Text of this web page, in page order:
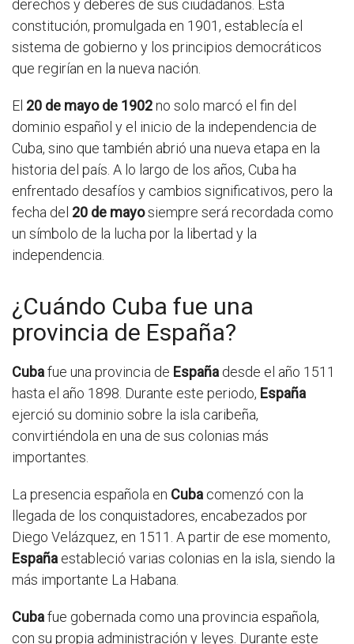
derechos y deberes de sus ciudadanos. Esta
constitución, promulgada en 1901, establecía el
sistema de gobierno y los principios democráticos
que regirían en la nueva nación.
El 20 de mayo de 1902no solo marcó el fin del
dominio español y el inicio de la independencia de
Cuba, sino que también abrió una nueva etapa en la
historia del país. A lo largo de los años, Cuba ha
enfrentado desafíos y cambios significativos, pero la
fecha del 20 de mayosiempre será recordada como
un símbolo de la lucha por la libertad y la
independencia.
¿Cuándo Cuba fue una
provincia de España?
Cubafue una provincia de España desde el año 1511
hasta el año 1898. Durante este periodo, España
ejerció su dominio sobre la isla caribeña,
convirtiéndola en una de sus colonias más
importantes.
La presencia española en Cuba comenzó con la
llegada de los conquistadores, encabezados por
Diego Velázquez, en 1511. A partir de ese momento,
España estableció varias colonias en la isla, siendo la
más importante La Habana.
Cubafue gobernada como una provincia española,
con su propia administración y leyes. Durante este